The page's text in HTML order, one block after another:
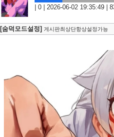
| 0 | 2026-06-02 19:35:49 |
[숨덕모드설정] 게시판최상단항상설정가능